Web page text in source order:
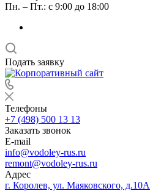
Пн. – Пт.: с 9:00 до 18:00
Подать заявку
Телефоны
+7 (498) 500 13 13
Заказать звонок
E-mail
info@vodoley-rus.ru
remont@vodoley-rus.ru
Адрес
г. Королев, ул. Маяковского, д.10А